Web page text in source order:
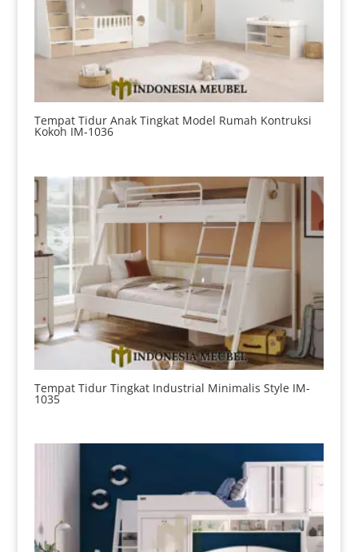
Tempat Tidur Anak Tingkat Model Rumah Kontruksi
Kokoh IM-1036
Tempat Tidur Tingkat Industrial Minimalis Style IM-
1035